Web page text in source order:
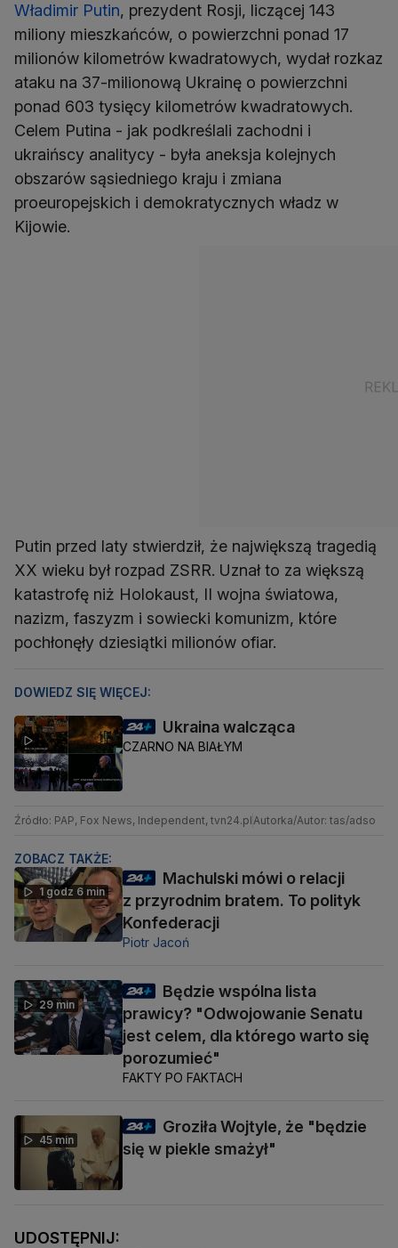
Władimir Putin, prezydent Rosji, liczącej 143
miliony mieszkańców, o powierzchni ponad 17
milionów kilometrów kwadratowych, wydał rozkaz
ataku na 37-milionową Ukrainę o powierzchni
ponad 603 tysięcy kilometrów kwadratowych.
Celem Putina - jak podkreślali zachodni i
ukraińscy analitycy - była aneksja kolejnych
obszarów sąsiedniego kraju i zmiana
proeuropejskich i demokratycznych władz w
Kijowie.
Putin przed laty stwierdził, że największą tragedią
XX wieku był rozpad ZSRR. Uznał to za większą
katastrofę niż Holokaust, II wojna światowa,
nazizm, faszyzm i sowiecki komunizm, które
pochłonęły dziesiątki milionów ofiar.
DOWIEDZ SIĘ WIĘCEJ:
Ukraina walcząca
CZARNO NA BIAŁYM
Źródło: PAP, Fox News, Independent, tvn24.pl Autorka/Autor: tas/adso
ZOBACZ TAKŻE:
1 godz 6 min
Machulski mówi o relacji
z przyrodnim bratem. To polityk
Konfederacji
Piotr Jacoń
29 min
Będzie wspólna lista
prawicy? "Odwojowanie Senatu
jest celem, dla którego warto się
porozumieć"
FAKTY PO FAKTACH
45 min
Groziła Wojtyle, że "będzie
się w piekle smażył"
UDOSTĘPNIJ: